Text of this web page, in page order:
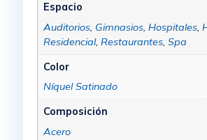
Espacio
Auditorios, Gimnasios, Hospitales,
Residencial, Restaurantes, Spa
Color
Níquel Satinado
Composición
Acero